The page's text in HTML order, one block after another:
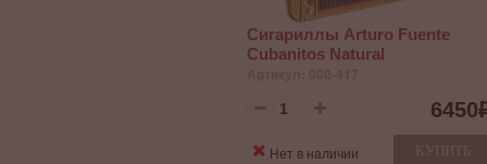
Сигариллы Arturo Fuente
Cubanitos Natural
6450
КУПИТЬ
Нет в наличии